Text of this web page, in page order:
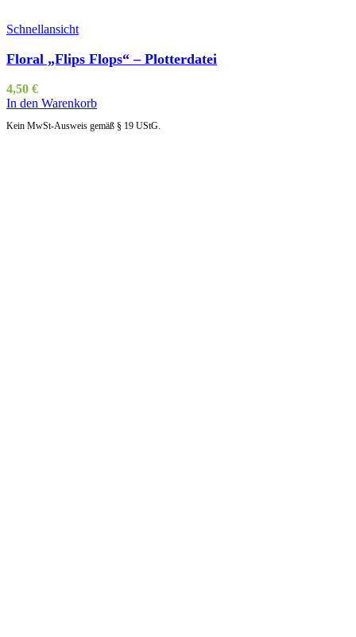
Schnellansicht
Floral „Flips Flops“ – Plotterdatei
4,50 €
In den Warenkorb
Kein MwSt-Ausweis gemäß § 19 UStG.